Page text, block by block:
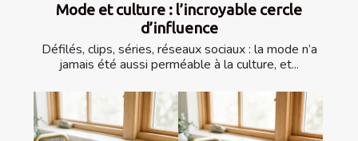
Mode et culture : l’incroyable cercle
d’influence
Défilés, clips, séries, réseaux sociaux : la mode n’a
jamais été aussi perméable à la culture, et...